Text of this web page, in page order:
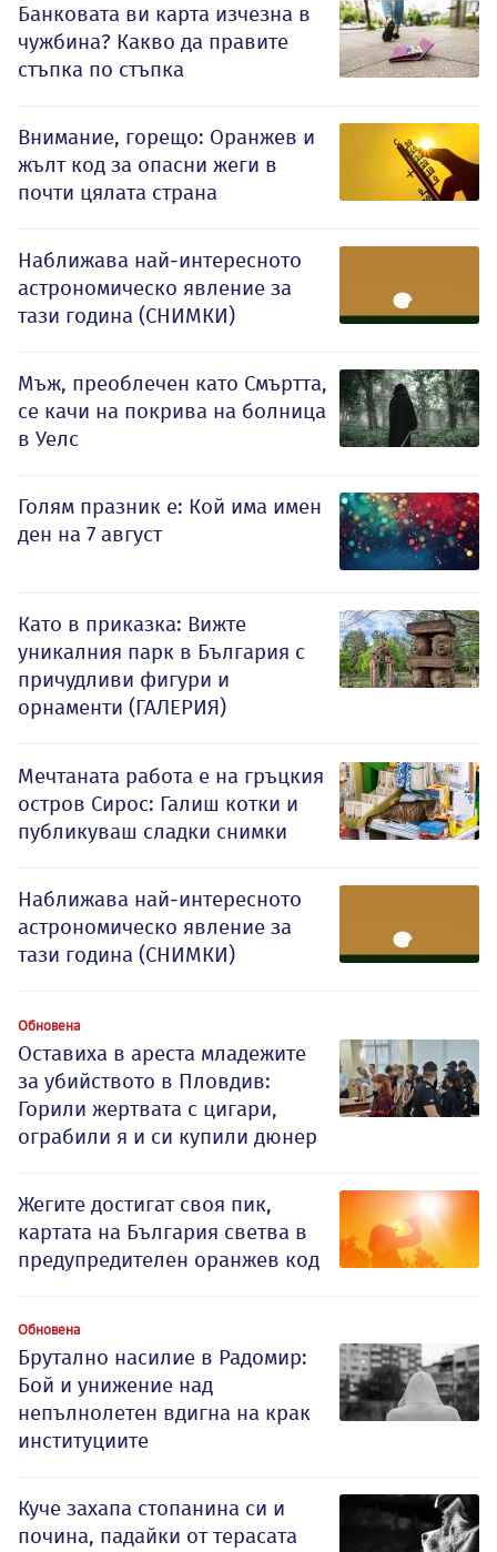
Банковата ви карта изчезна в
чужбина? Какво да правите
стъпка по стъпка
Внимание, горещо: Оранжев и
жълт код за опасни жеги в
почти цялата страна
Наближава най-интересното
астрономическо явление за
тази година (СНИМКИ)
Мъж, преоблечен като Смъртта,
се качи на покрива на болница
в Уелс
Голям празник е: Кой има имен
ден на 7 август
Като в приказка: Вижте
уникалния парк в България с
причудливи фигури и
орнаменти (ГАЛЕРИЯ)
Мечтаната работа е на гръцкия
остров Сирос: Галиш котки и
публикуваш сладки снимки
Наближава най-интересното
астрономическо явление за
тази година (СНИМКИ)
Обновена
Оставиха в ареста младежите
за убийството в Пловдив:
Горили жертвата с цигари,
ограбили я и си купили дюнер
Жегите достигат своя пик,
картата на България светва в
предупредителен оранжев код
Обновена
Брутално насилие в Радомир:
Бой и унижение над
непълнолетен вдигна на крак
институциите
Куче захапа стопанина си и
почина, падайки от терасата